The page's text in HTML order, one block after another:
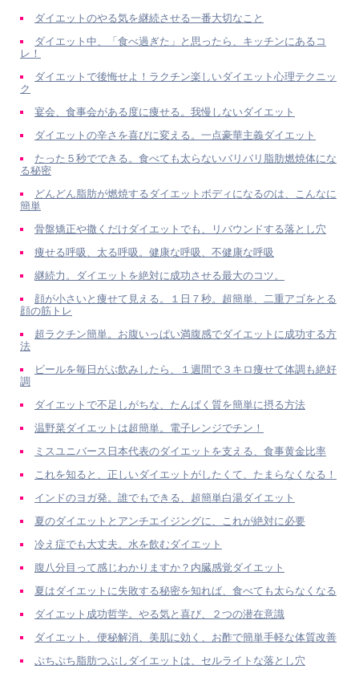
ダイエットのやる気を継続させる一番大切なこと
ダイエット中、「食べ過ぎた」と思ったら、キッチンにあるコ
レ！
ダイエットで後悔せよ！ラクチン楽しいダイエット心理テクニッ
ク
宴会、食事会がある度に痩せる。我慢しないダイエット
ダイエットの辛さを喜びに変える。一点豪華主義ダイエット
たった５秒でできる。食べても太らないバリバリ脂肪燃焼体にな
る秘密
どんどん脂肪が燃焼するダイエットボディになるのは、こんなに
簡単
骨盤矯正や撒くだけダイエットでも、リバウンドする落とし穴
痩せる呼吸、太る呼吸。健康な呼吸、不健康な呼吸
継続力。ダイエットを絶対に成功させる最大のコツ。
顔が小さいと痩せて見える。１日７秒。超簡単、二重アゴをとる
顔の筋トレ
超ラクチン簡単。お腹いっぱい満腹感でダイエットに成功する方
法
ビールを毎日がぶ飲みしたら、１週間で３キロ痩せて体調も絶好
調
ダイエットで不足しがちな、たんぱく質を簡単に摂る方法
温野菜ダイエットは超簡単。電子レンジでチン！
ミスユニバース日本代表のダイエットを支える、食事黄金比率
これを知ると、正しいダイエットがしたくて、たまらなくなる！
インドのヨガ発。誰でもできる、超簡単白湯ダイエット
夏のダイエットとアンチエイジングに、これが絶対に必要
冷え症でも大丈夫。水を飲むダイエット
腹八分目って感じわかりますか？内臓感覚ダイエット
夏はダイエットに失敗する秘密を知れば、食べても太らなくなる
ダイエット成功哲学。やる気と喜び、２つの潜在意識
ダイエット、便秘解消、美肌に効く、お酢で簡単手軽な体質改善
ぷちぷち脂肪つぶしダイエットは、セルライトな落とし穴